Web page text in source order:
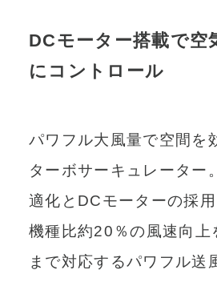
DCモーター搭載で空
にコントロール
パワフル大風量で空間を
ターボサーキュレーター
適化とDCモーターの採
機種比約20％の風速向上
まで対応するパワフル送